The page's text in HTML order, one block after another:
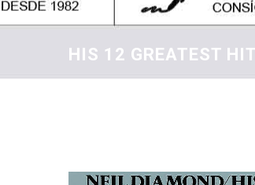
HIS 12 GREATEST